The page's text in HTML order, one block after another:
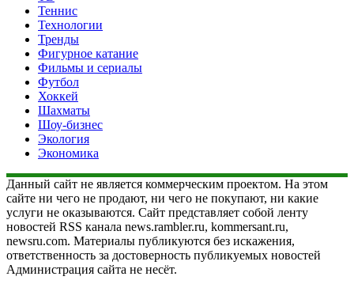
Теннис
Технологии
Тренды
Фигурное катание
Фильмы и сериалы
Футбол
Хоккей
Шахматы
Шоу-бизнес
Экология
Экономика
Данный сайт не является коммерческим проектом. На этом
сайте ни чего не продают, ни чего не покупают, ни какие
услуги не оказываются. Сайт представляет собой ленту
новостей RSS канала news.rambler.ru, kommersant.ru,
newsru.com. Материалы публикуются без искажения,
ответственность за достоверность публикуемых новостей
Администрация сайта не несёт.